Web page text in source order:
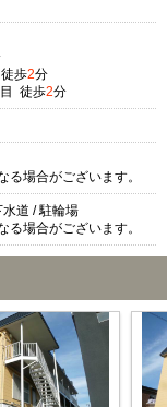
歩2分
徒歩2分
場合がございます。
水道 / 駐輪場
場合がございます。